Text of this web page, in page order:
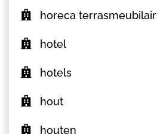
horeca terrasmeubilair
hotel
hotels
hout
houten